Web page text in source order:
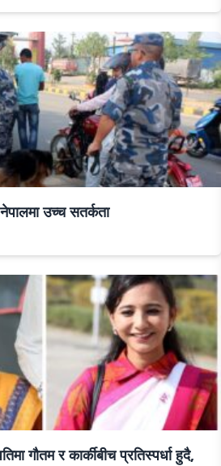
उच्च सतर्कता
गौतम र कार्कीबीच प्रतिस्पर्धा हुदै,